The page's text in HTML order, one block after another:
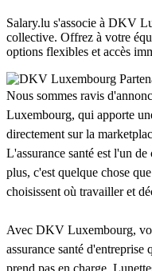
Salary.lu s'associe à DKV
collective. Offrez à votre
options flexibles et accès
Nous sommes ravis
Luxembourg, qui apporte
directement sur la
L'assurance santé est l'un
plus, c'est quelque chose
choisissent où travailler et
Avec DKV Luxembourg,
assurance santé
prend pas en charge.